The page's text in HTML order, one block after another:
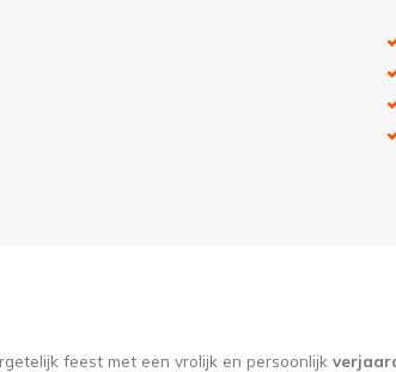
feest met een vrolijk en persoonlijk